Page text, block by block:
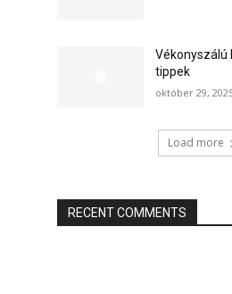
Vékonyszálú
tippek
október 29,
Load more
RECENT COMMENTS